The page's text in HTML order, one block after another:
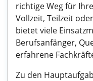
richtige Weg für
Vollzeit, Teilzeit
bietet viele
Berufsanfänger,
erfahrene
Zu den